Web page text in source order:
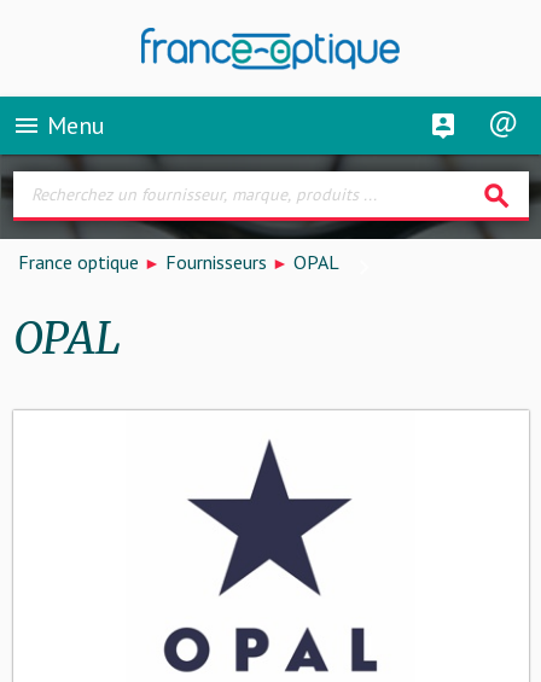
menu Menu
search
France optique Fournisseurs OPAL
OPAL